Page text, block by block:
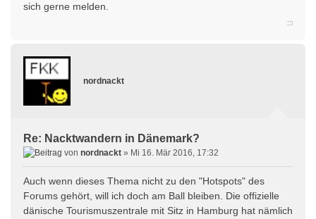
sich gerne melden.
nordnackt
Re: Nacktwandern in Dänemark?
von nordnackt » Mi 16. Mär 2016, 17:32
Auch wenn dieses Thema nicht zu den "Hotspots" des
Forums gehört, will ich doch am Ball bleiben. Die offizielle
dänische Tourismuszentrale mit Sitz in Hamburg hat nämlich